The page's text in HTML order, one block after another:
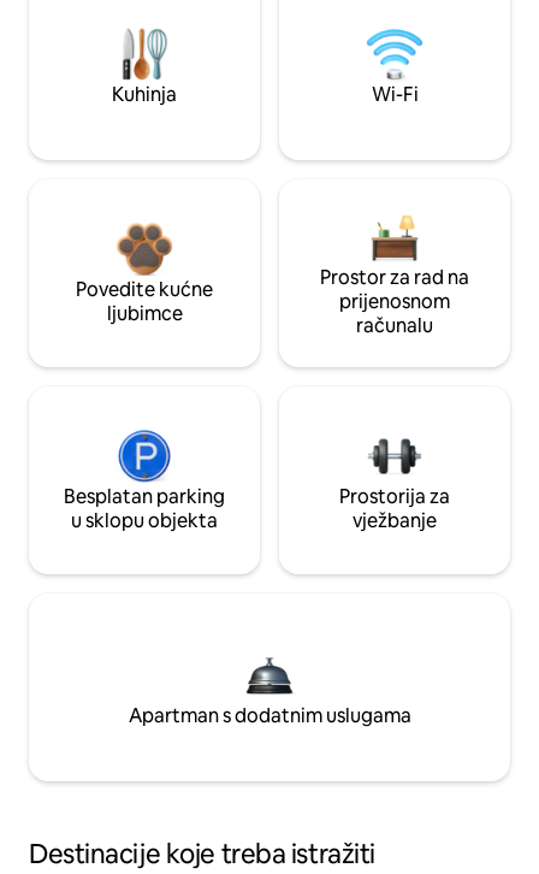
Kuhinja Wi-Fi
Povedite kućne
ljubimce
Prostor za rad na
prijenosnom
računalu
Besplatan parking
u sklopu objekta
Prostorija za
vježbanje
Apartman s dodatnim uslugama
Destinacije koje treba istražiti